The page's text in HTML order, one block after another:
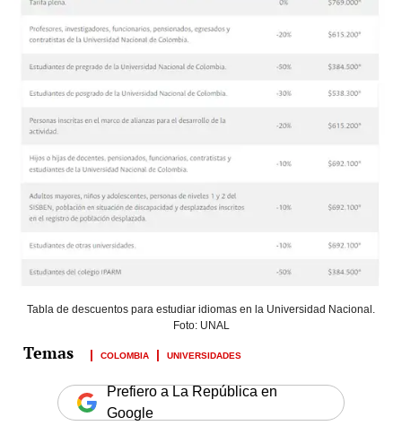
Tabla de descuentos para estudiar idiomas en la Universidad Nacional.
Foto: UNAL
COLOMBIA UNIVERSIDADES
Prefiero a La República en
Google